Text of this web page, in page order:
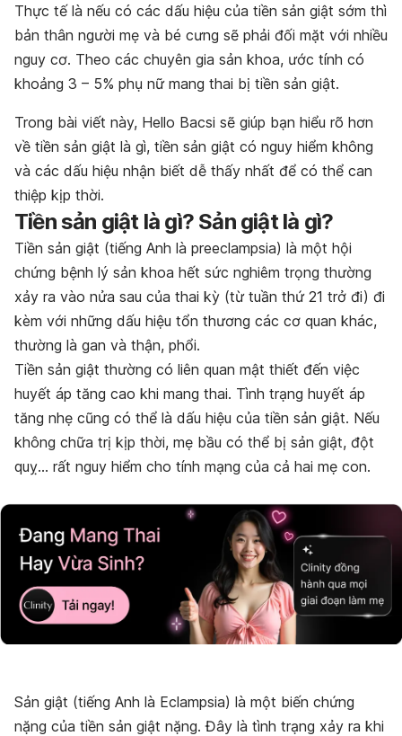
Thực tế là nếu có các dấu hiệu của tiền sản giật sớm thì
bản thân người mẹ và bé cưng sẽ phải đối mặt với nhiều
nguy cơ. Theo các chuyên gia sản khoa, ước tính có
khoảng 3 – 5% phụ nữ mang thai bị tiền sản giật.
Trong bài viết này, Hello Bacsi sẽ giúp bạn hiểu rõ hơn
về tiền sản giật là gì, tiền sản giật có nguy hiểm không
và các dấu hiệu nhận biết dễ thấy nhất để có thể can
thiệp kịp thời.
Tiền sản giật là gì? Sản giật là gì?
Tiền sản giật (tiếng Anh là preeclampsia) là một hội
chứng bệnh lý sản khoa hết sức nghiêm trọng thường
xảy ra vào nửa sau của thai kỳ (từ tuần thứ 21 trở đi) đi
kèm với những dấu hiệu tổn thương các cơ quan khác,
thường là gan và thận, phổi.
Tiền sản giật thường có liên quan mật thiết đến việc
huyết áp tăng cao khi mang thai. Tình trạng huyết áp
tăng nhẹ cũng có thể là dấu hiệu của tiền sản giật. Nếu
không chữa trị kịp thời, mẹ bầu có thể bị sản giật, đột
quỵ… rất nguy hiểm cho tính mạng của cả hai mẹ con.
Sản giật (tiếng Anh là Eclampsia) là một biến chứng
nặng của tiền sản giật nặng. Đây là tình trạng xảy ra khi